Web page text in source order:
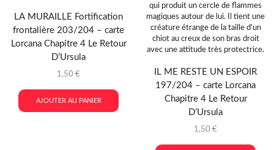
LA MURAILLE Fortification
frontalière 203/204 – carte
Lorcana Chapitre 4 Le Retour
D’Ursula
1,50 €
AJOUTER AU PANIER
IL ME RESTE UN ESPOIR
197/204 – carte Lorcana
Chapitre 4 Le Retour
D’Ursula
1,50 €